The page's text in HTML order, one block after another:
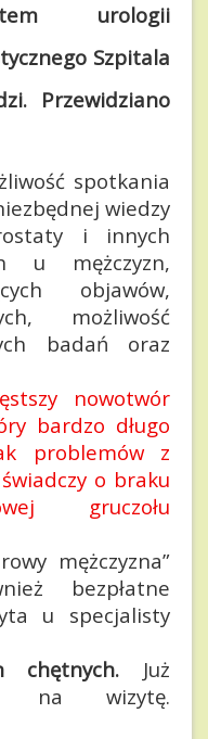
urologii
Szpitala
Przewidziano
spotkania
wiedzy
i innych
u mężczyzn,
objawów,
możliwość
badań oraz
nowotwór
bardzo długo
problemów z
o braku
gruczołu
mężczyzna”
bezpłatne
u specjalisty
chętnych. Już
na wizytę.